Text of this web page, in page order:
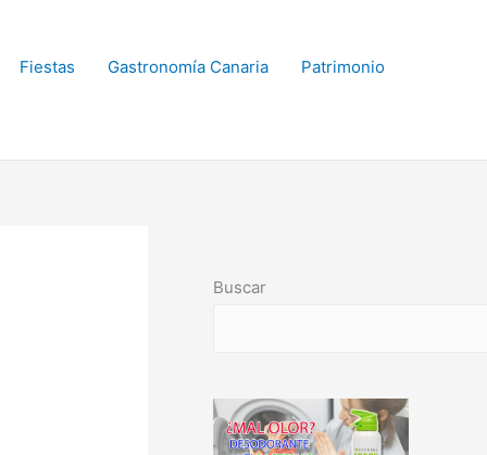
Fiestas Gastronomía Canaria
Patrimonio
Buscar